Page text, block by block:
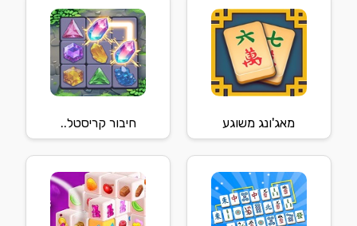
מאג'ונג משוגע חיבור קריסטל..